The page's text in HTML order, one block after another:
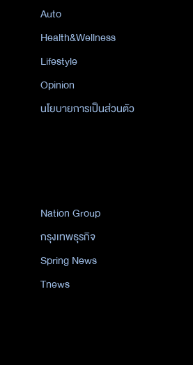
Auto
Health&Wellness
Lifestyle
Opinion
นโยบายการเป็นส่วนตัว
Nation Group
กรุงเทพธุรกิจ
Spring News
Tnews